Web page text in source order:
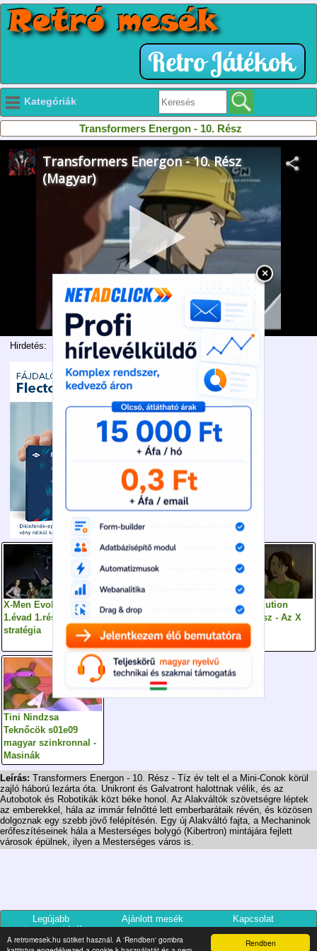
Rendben
A retromesek.hu sütiket használ. A 'Rendben' gombra
×
Kategóriák
Transformers Energon - 10. Rész
Hirdetés:
X-Men Evolution
1.évad 1.rész - X
stratégia
X-Men Evolucio
4.évad 6.rész Delies
izek [Magyar
szinkronnal]
X-Men Evolution
1.évad 2.rész - Az X
impulzus
Tini Nindzsa
Teknőcök s01e09
magyar szinkronnal -
Masinák
Leírás: Transformers Energon - 10. Rész - Tíz év telt el a Mini-Conok körül
zajló háború lezárta óta. Unikront és Galvatront halottnak vélik, és az
Autobotok és Robotikák közt béke honol. Az Alakváltók szövetségre léptek
az emberekkel, hála az immár felnőtté lett emberbarátaik révén, és közösen
dolgoznak egy szebb jövő felépítésén. Egy új Alakváltó fajta, a Mechaninok
erőfeszítéseinek hála a Mesterséges bolygó (Kibertron) mintájára fejlett
városok épülnek, ilyen a Mesterséges város is.
Legújabb
retromesevideók
Ajánlott mesék Kapcsolat